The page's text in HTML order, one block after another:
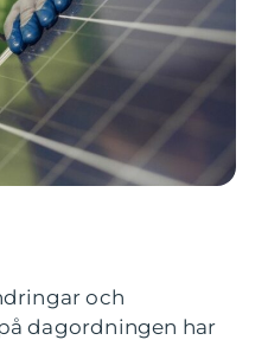
och
dagordningen har